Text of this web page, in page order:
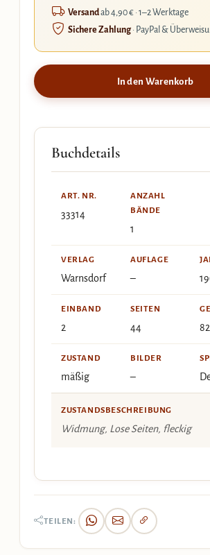
Versandab 4,90 € · 1–2 Werktage
Sichere Zahlung· PayPal &
In den Warenkorb
Buchdetails
ART. NR.
33314
ANZAHL
BÄNDE
1
VERLAG
Warnsdorf
AUFLAGE
–
EINBAND
2
SEITEN
44
ZUSTAND
mäßig
BILDER
–
ZUSTANDSBESCHREIBUNG
Widmung, Lose Seiten, fleckig
TEILEN: